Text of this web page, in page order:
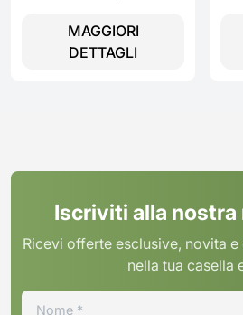
MAGGIORI
DETTAGLI
Iscriviti alla
Ricevi offerte esclusive, novita
nella tua casella